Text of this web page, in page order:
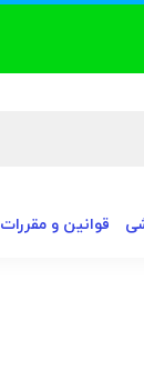
قوانین و مقررات